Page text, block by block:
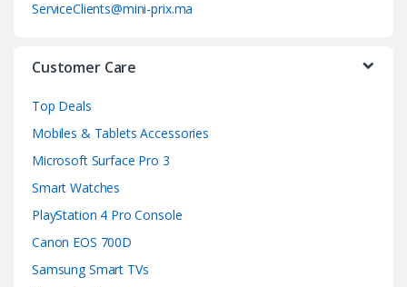
ServiceClients@mini-prix.ma
Customer Care
Top Deals
Mobiles & Tablets Accessories
Microsoft Surface Pro 3
Smart Watches
PlayStation 4 Pro Console
Canon EOS 700D
Samsung Smart TVs